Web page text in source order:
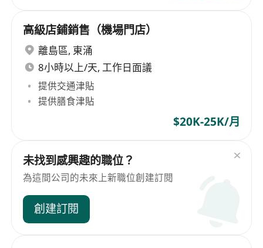
高級店鋪銷售（機場門店）
離島區, 東涌
8小時以上/天, 工作日面議
提供交通津貼
提供膳食津貼
$20K-25K/月
未找到感興趣的職位？
為這間公司的未來上新職位創建訂閱
創建訂閱